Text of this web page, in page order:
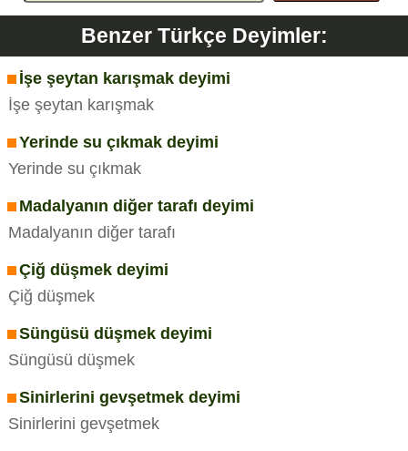
Benzer Türkçe Deyimler:
İşe şeytan karışmak deyimi
İşe şeytan karışmak
Yerinde su çıkmak deyimi
Yerinde su çıkmak
Madalyanın diğer tarafı deyimi
Madalyanın diğer tarafı
Çiğ düşmek deyimi
Çiğ düşmek
Süngüsü düşmek deyimi
Süngüsü düşmek
Sinirlerini gevşetmek deyimi
Sinirlerini gevşetmek